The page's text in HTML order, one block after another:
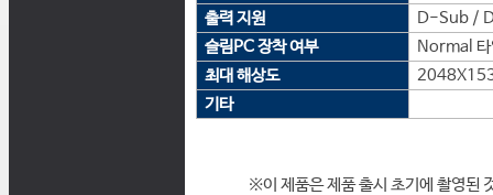
출력 지원
D-Sub /
슬림PC 장착 여부
Normal 타
최대 해상도
기타
※이 제품은 제품 출시 초기에 촬영된